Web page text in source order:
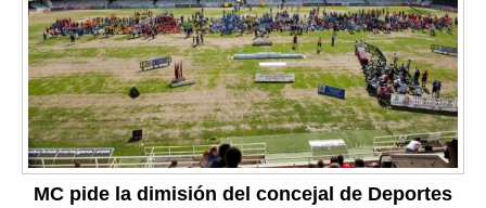
MC pide la dimisión del concejal de Deportes